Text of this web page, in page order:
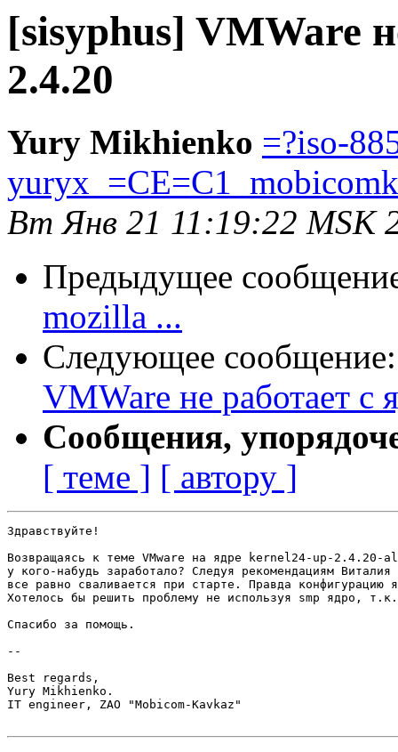
[sisyphus] VMWare
2.4.20
Yury Mikhienko =?iso-
Вт Янв 21 11:19:22 MSK
Предыдущее
mozilla ...
Следующее
VMWare не работает с
Сообщения,
[ теме ] [ автору ]
Здравствуйте!
Возвращаясь к теме VMware на ядре kernel24-up-2.4.20-
у кого-набудь заработало? Следуя рекомендациям
все равно сваливается при старте. Правда
Хотелось бы решить проблему не используя smp ядро,
Спасибо за помощь.
--
Best regards,
Yury Mikhienko.
IT engineer, ZAO "Mobicom-Kavkaz"